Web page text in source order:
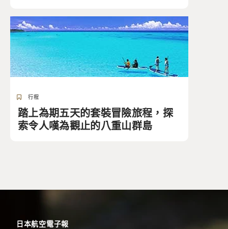
行程
踏上為期五天的套裝冒險旅程，探
索令人嘆為觀止的八重山群島
日本航空電子報